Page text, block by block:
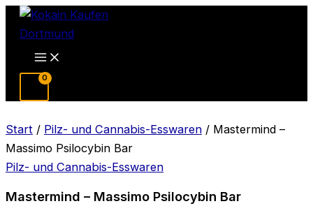
Zum
Inhalt
springen
Main
Menu
Start / Pilz- und Cannabis-Esswaren / Mastermind –
Massimo Psilocybin Bar
Pilz- und Cannabis-Esswaren
Mastermind – Massimo Psilocybin Bar